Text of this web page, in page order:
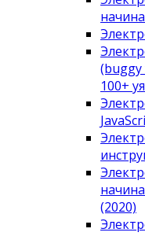
(buggy
100+
(2020)